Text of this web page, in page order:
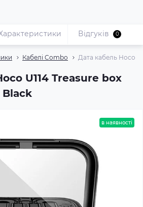
Кабелі Combo Дата кабель Hoco
U114 Treasure box
Black
Відгуків 0
в наявності